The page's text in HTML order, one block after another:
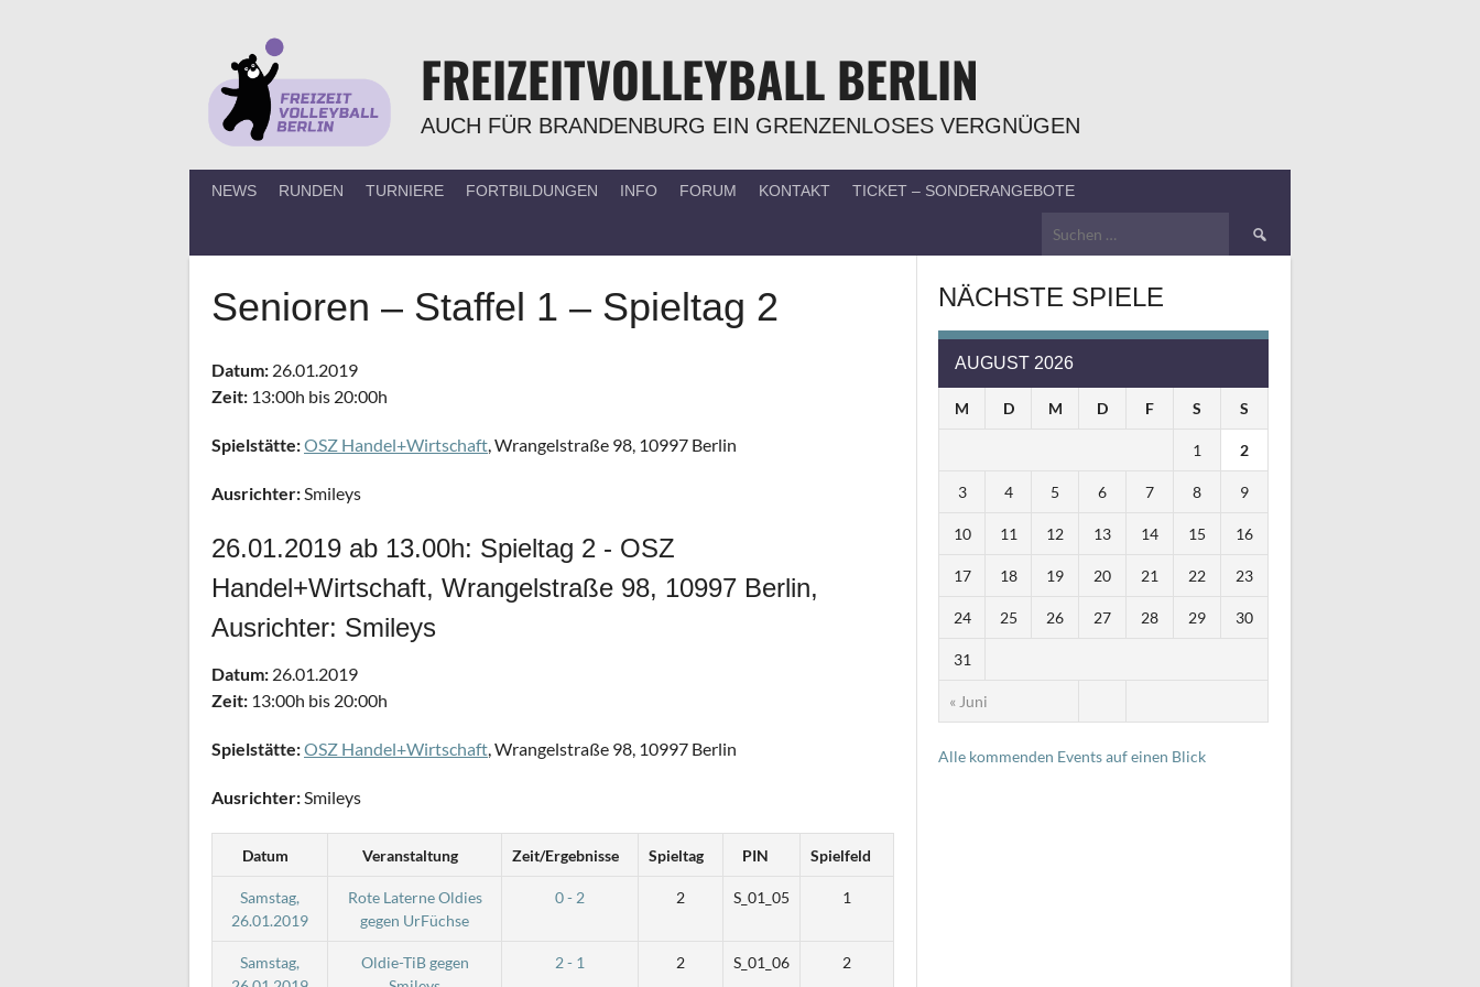
FREIZEITVOLLEYBALL BERLIN
AUCH FÜR BRANDENBURG EIN GRENZENLOSES VERGNÜGEN
NEWS RUNDEN TURNIERE FORTBILDUNGEN INFO FORUM KONTAKT TICKET – SONDERANGEBOTE
Suchen
Senioren – Staffel 1 – Spieltag 2
Datum: 26.01.2019
Zeit: 13:00h bis 20:00h
Spielstätte:OSZ Handel+Wirtschaft , Wrangelstraße 98, 10997 Berlin
Ausrichter: Smileys
26.01.2019 ab 13.00h: Spieltag 2 - OSZ
Handel+Wirtschaft, Wrangelstraße 98, 10997 Berlin,
Ausrichter: Smileys
Datum: 26.01.2019
Zeit: 13:00h bis 20:00h
Spielstätte:OSZ Handel+Wirtschaft , Wrangelstraße 98, 10997 Berlin
Ausrichter: Smileys
Datum Veranstaltung Zeit/Ergebnisse Spieltag PIN Spielfeld
Samstag,
26.01.2019
Rote Laterne Oldies
gegen UrFüchse
0 - 2 2 S_01_05 1
Samstag,
Oldie-TiB gegen
2 - 1 2 S_01_06 2
NÄCHSTE SPIELE
AUGUST 2026
M D M D F S S
« Juni
1 2
3 4 5 6 7 8 9
10 11 12 13 14 15 16
17 18 19 20 21 22 23
24 25 26 27 28 29 30
31
Alle kommenden Events auf einen Blick